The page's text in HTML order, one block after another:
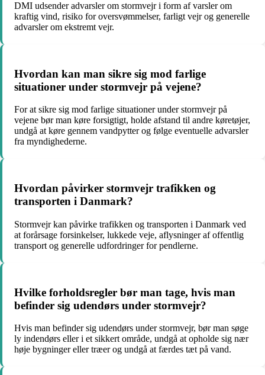
DMI udsender advarsler om stormvejr i form af varsler om
kraftig vind, risiko for oversvømmelser, farligt vejr og generelle
advarsler om ekstremt vejr.
Hvordan kan man sikre sig mod farlige
situationer under stormvejr på vejene?
For at sikre sig mod farlige situationer under stormvejr på
vejene bør man køre forsigtigt, holde afstand til andre køretøjer,
undgå at køre gennem vandpytter og følge eventuelle advarsler
fra myndighederne.
Hvordan påvirker stormvejr trafikken og
transporten i Danmark?
Stormvejr kan påvirke trafikken og transporten i Danmark ved
at forårsage forsinkelser, lukkede veje, aflysninger af offentlig
transport og generelle udfordringer for pendlerne.
Hvilke forholdsregler bør man tage, hvis man
befinder sig udendørs under stormvejr?
Hvis man befinder sig udendørs under stormvejr, bør man søge
ly indendørs eller i et sikkert område, undgå at opholde sig nær
høje bygninger eller træer og undgå at færdes tæt på vand.